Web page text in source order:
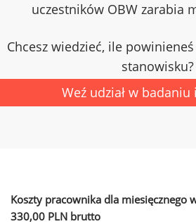
uczestników OBW zarabia
Chcesz wiedzieć, ile
stanowisku?
Weź udział w badaniu
Koszty pracownika dla miesięcznego
330,00 PLN brutto